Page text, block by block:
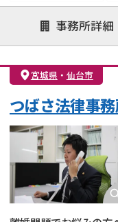
注力案件
離婚前相談
親権・面会交流権
不貞・不倫慰謝料請求
財産分与
事務所詳細
宮城県 ・ 仙台市
つばさ法律事